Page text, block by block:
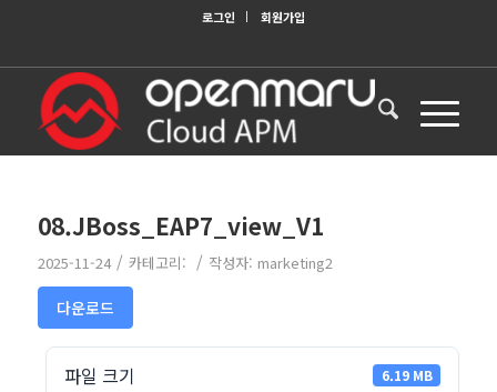
로그인 회원가입
08.JBoss_EAP7_view_V1
2025-11-24 / 카테고리: / 작성자: marketing2
다운로드
파일 크기 6.19 MB